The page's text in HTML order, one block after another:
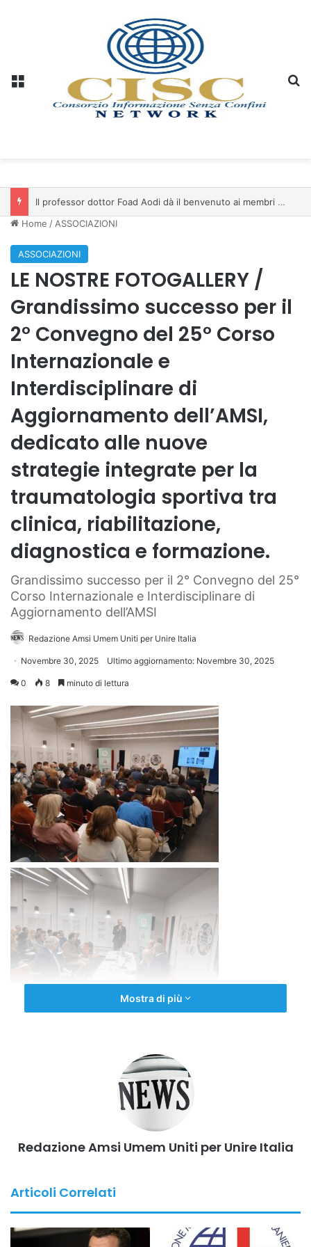
Menu
Il professor dottor Foad Aodi dà il benvenuto ai membri del Comitato per le Scienze delle Piramidi e le Scienze Archeologiche…
Home / ASSOCIAZIONI
ASSOCIAZIONI
LE NOSTRE FOTOGALLERY /
Grandissimo successo per il
2° Convegno del 25° Corso
Internazionale e
Interdisciplinare di
Aggiornamento dell’AMSI,
dedicato alle nuove
strategie integrate per la
traumatologia sportiva tra
clinica, riabilitazione,
diagnostica e formazione.
Grandissimo successo per il 2° Convegno del 25°
Corso Internazionale e Interdisciplinare di
Aggiornamento dell’AMSI
Redazione Amsi Umem Uniti per Unire Italia
Novembre 30, 2025 Ultimo aggiornamento: Novembre 30, 2025
0 8 minuto di lettura
Mostra di più
Redazione Amsi Umem Uniti per Unire Italia
Articoli Correlati